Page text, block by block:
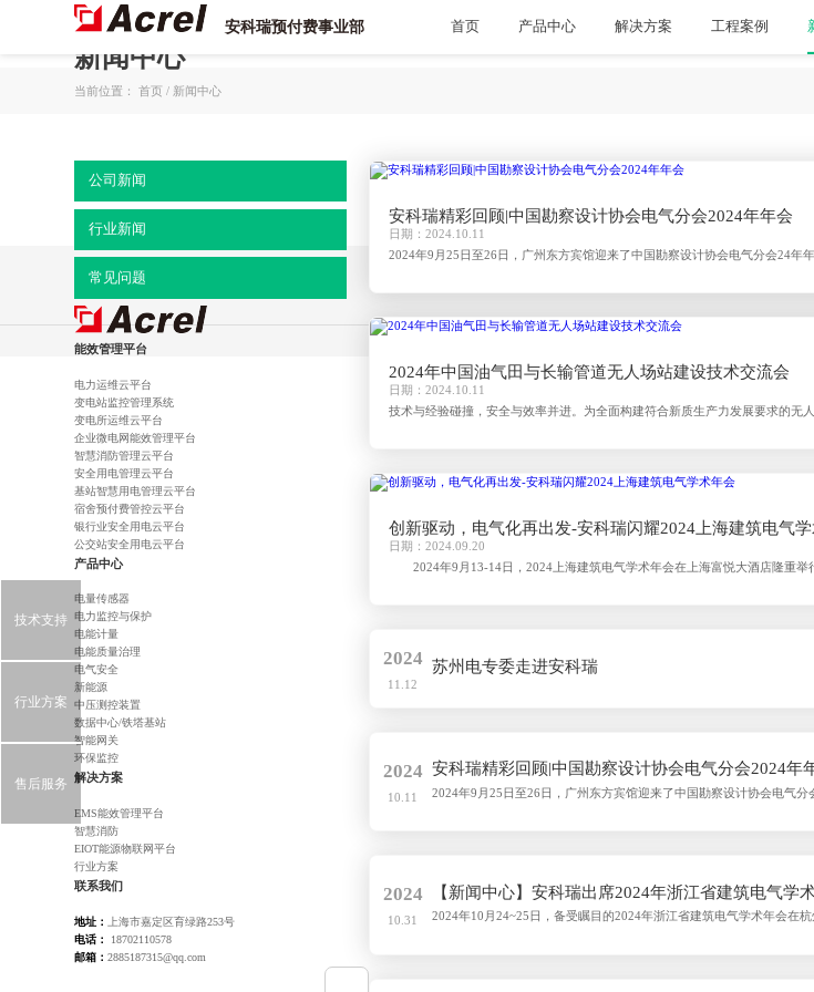
安科瑞预付费事业部 首页 产品中心 解决方案 工程案例
新闻中心
当前位置：首页 / 新闻中心
公司新闻
行业新闻
常见问题
安科瑞精彩回顾|中国勘察设计协会电气分会2024年年会
日期：2024.10.11
2024年9月25日至26日，广州东方宾馆迎来了中国勘察设计协会电气分会24
及“第四届建筑电气行业青年先锋论坛”、
2024年中国油气田与长输管道无人场站建设技术交流会
日期：2024.10.11
技术与经验碰撞，安全与效率并进。为全面构建符合新质生产力发展要求的无
创新驱动，电气化再出发-安科瑞闪耀2024上海建筑电气
日期：2024.09.20
2024年9月13-14日，2024上海建筑电气学术年会在上海富悦大酒店隆重举
苏州电专委走进安科瑞
2024
11.12
安科瑞精彩回顾|中国勘察设计协会电气分会2024年
2024
10.11
2024年9月25日至26日，广州东方宾馆迎来了中国勘察设计协会电气
【新闻中心】安科瑞出席2024年浙江省建筑电气学
2024
10.31
2024年10月24~25日，备受瞩目的2024年浙江省建筑电气学术年会在
能效管理平台
电力运维云平台
变电站监控管理系统
变电所运维云平台
企业微电网能效管理平台
智慧消防管理云平台
安全用电管理云平台
基站智慧用电管理云平台
宿舍预付费管控云平台
银行业安全用电云平台
公交站安全用电云平台
产品中心
电量传感器
电力监控与保护
电能计量
电能质量治理
电气安全
新能源
中压测控装置
数据中心/铁塔基站
智能网关
环保监控
解决方案
EMS能效管理平台
智慧消防
EIOT能源物联网平台
行业方案
联系我们
地址：
上海市嘉定区育绿路253号
电话：
18702110578
邮箱：2885187315@qq.com
技术支持
行业方案
售后服务